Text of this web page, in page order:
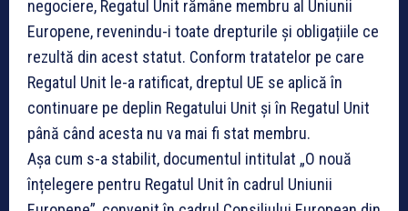
negociere, Regatul Unit rămâne membru al Uniunii
Europene, revenindu-i toate drepturile și obligațiile ce
rezultă din acest statut. Conform tratatelor pe care
Regatul Unit le-a ratificat, dreptul UE se aplică în
continuare pe deplin Regatului Unit și în Regatul Unit
până când acesta nu va mai fi stat membru.
Așa cum s-a stabilit, documentul intitulat „O nouă
înțelegere pentru Regatul Unit în cadrul Uniunii